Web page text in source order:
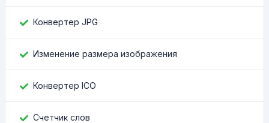
Конвертер JPG
Изменение размера изображения
Конвертер ICO
Счетчик слов